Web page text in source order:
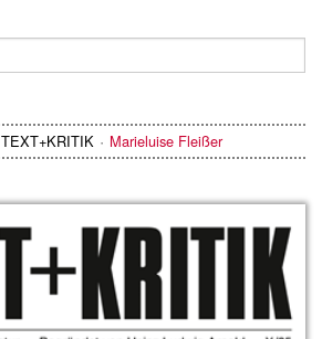
TEXT+KRITIK Marieluise Fleißer